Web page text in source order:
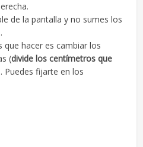
de la pantalla y no sumes los
que hacer es cambiar los
(divide los centímetros que
Puedes fijarte en los